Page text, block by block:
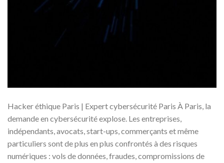
Hacker éthique Paris | Expert cybersécurité Paris À Paris, la
demande en cybersécurité explose. Les entreprises,
indépendants, avocats, start-ups, commerçants et même
particuliers sont de plus en plus confrontés à des risques
numériques : vols de données, fraudes, compromissions de